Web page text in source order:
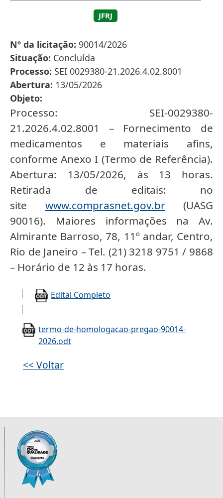
JFRJ
Nº da licitação 90014/2026
Situação Concluída
Processo SEI 0029380-21.2026.4.02.8001
Abertura 13/05/2026
Objeto
Processo: SEI-0029380-
21.2026.4.02.8001 – Fornecimento de
medicamentos e materiais afins,
conforme Anexo I (Termo de Referência).
Abertura: 13/05/2026, às 13 horas.
Retirada de editais: no
site www.comprasnet.gov.br(UASG
90016). Maiores informações na Av.
Almirante Barroso, 78, 11º andar, Centro,
Rio de Janeiro – Tel. (21) 3218 9751 / 9868
– Horário de 12 às 17 horas.
Edital Completo
termo-de-homologacao-pregao-90014-
2026.odt
<< Voltar
Informações úteis sobre os órgãos da 2ª
Imagem